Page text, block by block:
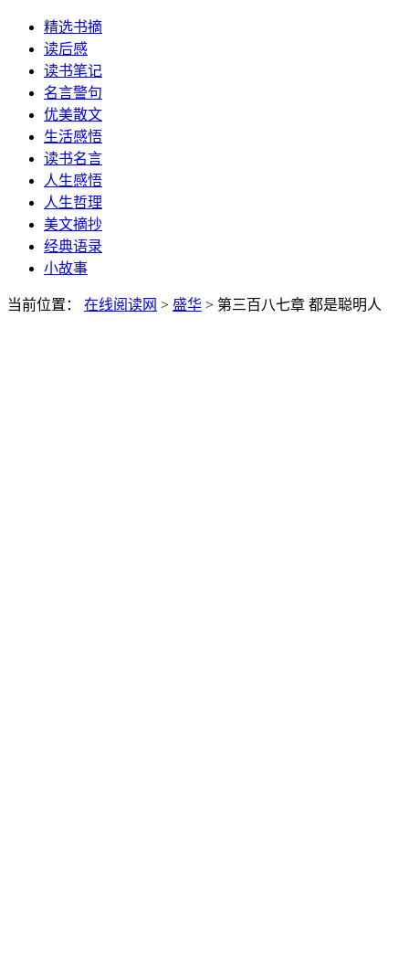
精选书摘
读后感
读书笔记
名言警句
优美散文
生活感悟
读书名言
人生感悟
人生哲理
美文摘抄
经典语录
小故事
当前位置： 在线阅读网 > 盛华 > 第三百八七章 都是聪明人